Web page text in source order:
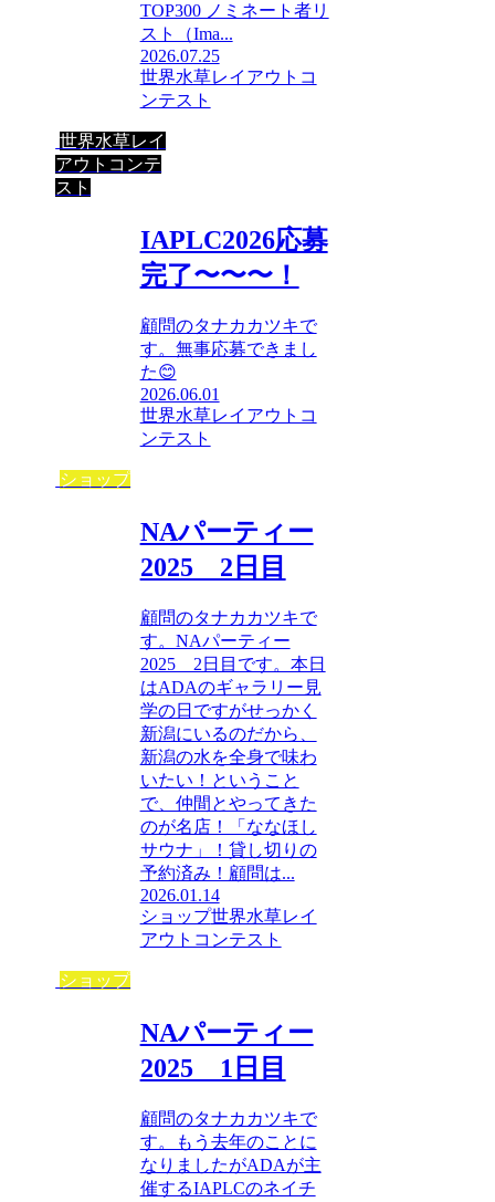
TOP300 ノミネート者リ
スト（Ima...
2026.07.25
世界水草レイアウトコ
ンテスト
世界水草レイ
アウトコンテ
スト
IAPLC2026応募
完了〜〜〜！
顧問のタナカカツキで
す。無事応募できまし
た😊
2026.06.01
世界水草レイアウトコ
ンテスト
ショップ
NAパーティー
2025 2日目
顧問のタナカカツキで
す。NAパーティー
2025 2日目です。本日
はADAのギャラリー見
学の日ですがせっかく
新潟にいるのだから、
新潟の水を全身で味わ
いたい！ということ
で、仲間とやってきた
のが名店！「ななほし
サウナ」！貸し切りの
予約済み！顧問は...
2026.01.14
ショップ世界水草レイ
アウトコンテスト
ショップ
NAパーティー
2025 1日目
顧問のタナカカツキで
す。もう去年のことに
なりましたがADAが主
催するIAPLCのネイチ